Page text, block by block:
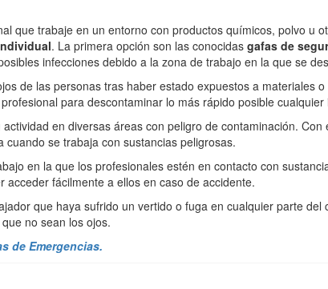
que trabaje en un entorno con productos químicos, polvo u
. La primera opción son las conocidas gafas de
infecciones debido a la zona de trabajo en la que se
de las personas tras haber estado expuestos a materiales
para descontaminar lo más rápido posible
en diversas áreas con peligro de contaminación.
se trabaja con sustancias peligrosas.
en la que los profesionales estén en contacto con
fácilmente a ellos en caso de accidente.
que haya sufrido un vertido o fuga en cualquier parte del
no sean los ojos.
de Emergencias.